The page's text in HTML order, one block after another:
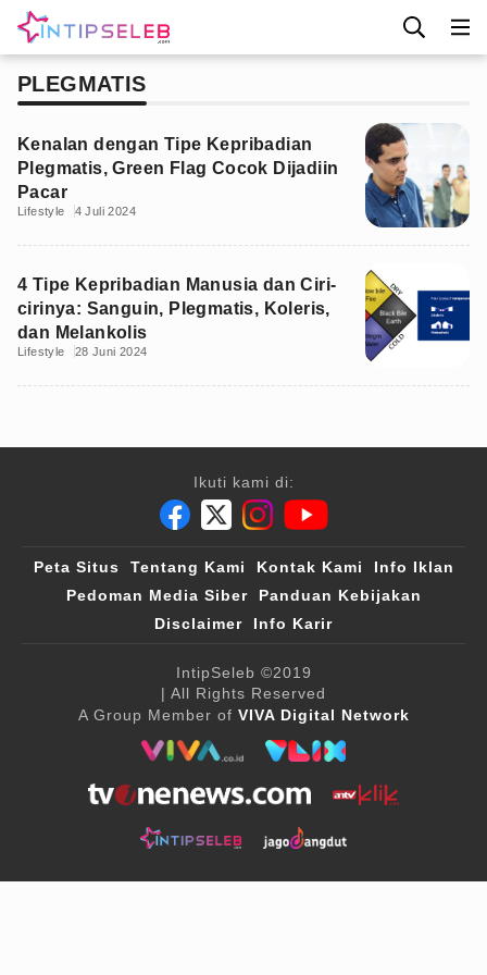
PLEGMATIS
Kenalan dengan Tipe Kepribadian
Plegmatis, Green Flag Cocok Dijadiin
Pacar
Lifestyle 4 Juli 2024
4 Tipe Kepribadian Manusia dan Ciri-
cirinya: Sanguin, Plegmatis, Koleris,
dan Melankolis
Lifestyle 28 Juni 2024
Ikuti kami di:
Peta Situs Tentang Kami Kontak Kami
Info Iklan
Pedoman Media Siber
Panduan Kebijakan
Disclaimer
Info Karir
IntipSeleb ©2019
| All Rights Reserved
A Group Member of VIVA Digital Network